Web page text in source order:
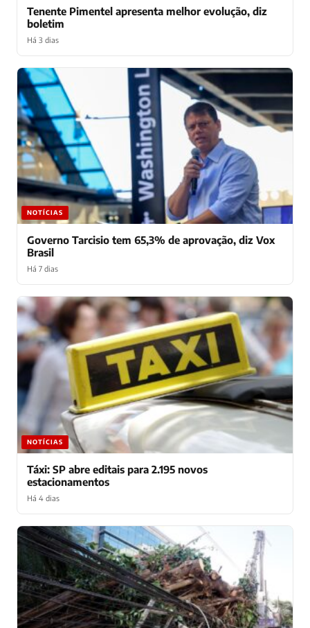
Tenente Pimentel apresenta melhor evolução, diz
boletim
Há 3 dias
NOTÍCIAS
Governo Tarcisio tem 65,3% de aprovação, diz Vox
Brasil
Há 7 dias
NOTÍCIAS
Táxi: SP abre editais para 2.195 novos
estacionamentos
Há 4 dias